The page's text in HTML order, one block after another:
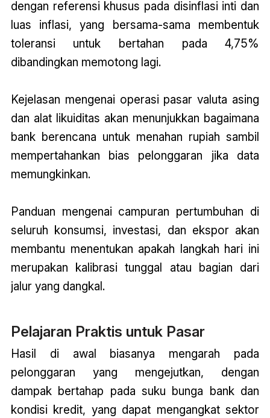
dengan referensi khusus pada disinflasi inti dan
luas inflasi, yang bersama-sama membentuk
toleransi untuk bertahan pada 4,75%
dibandingkan memotong lagi.
Kejelasan mengenai operasi pasar valuta asing
dan alat likuiditas akan menunjukkan bagaimana
bank berencana untuk menahan rupiah sambil
mempertahankan bias pelonggaran jika data
memungkinkan.
Panduan mengenai campuran pertumbuhan di
seluruh konsumsi, investasi, dan ekspor akan
membantu menentukan apakah langkah hari ini
merupakan kalibrasi tunggal atau bagian dari
jalur yang dangkal.
Pelajaran Praktis untuk Pasar
Hasil di awal biasanya mengarah pada
pelonggaran yang mengejutkan, dengan
dampak bertahap pada suku bunga bank dan
kondisi kredit, yang dapat mengangkat sektor